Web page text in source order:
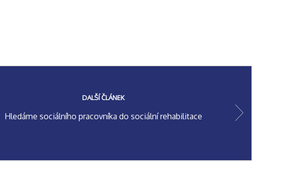
DALŠÍ ČLÁNEK
Hledáme sociálního pracovníka do sociální rehabilitace